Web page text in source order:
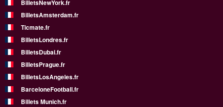
BilletsNewYork.fr
BilletsAmsterdam.fr
Ticmate.fr
BilletsLondres.fr
BilletsDubai.fr
BilletsPrague.fr
BilletsLosAngeles.fr
BarceloneFootball.fr
Billets Munich.fr